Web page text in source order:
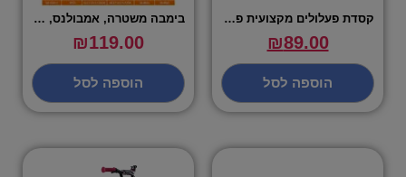
קסדת פעלולים מקצועית פרימיום – VIPER
₪89.00
הוספה לסל
בימבה משטרה, אמבולנס, מכבי אש – מגוון
₪119.00
הוספה לסל